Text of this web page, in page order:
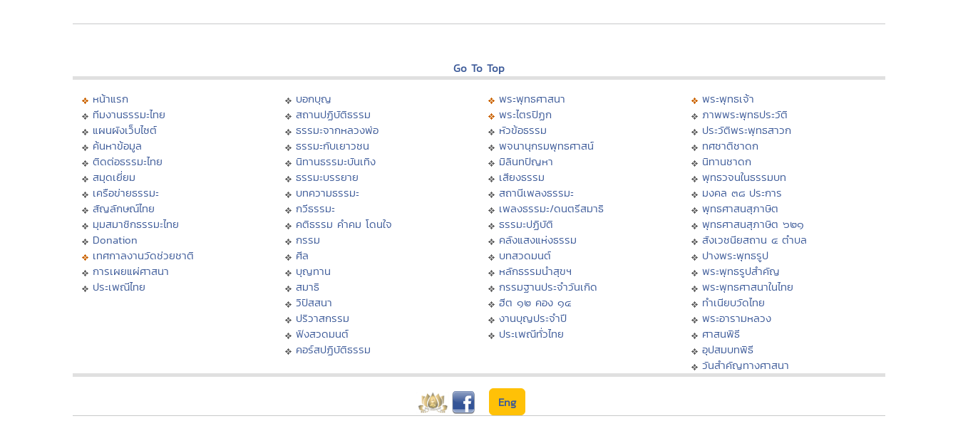
Go To Top
หน้าแรก
ทีมงานธรรมะไทย
แผนผังเว็บไซต์
ค้นหาข้อมูล
ติดต่อธรรมะไทย
สมุดเยี่ยม
เครือข่ายธรรมะ
สัญลักษณ์ไทย
มุมสมาชิกธรรมะไทย
Donation
เทศกาลงานวัดช่วยชาติ
การเผยแผ่ศาสนา
ประเพณีไทย
บอกบุญ
สถานปฏิบัติธรรม
ธรรมะจากหลวงพ่อ
ธรรมะกับเยาวชน
นิทานธรรมะบันเทิง
ธรรมะบรรยาย
บทความธรรมะ
กวีธรรมะ
คติธรรม คำคม โดนใจ
กรรม
ศีล
บุญทาน
สมาธิ
วิปัสสนา
ปริวาสกรรม
ฟังสวดมนต์
คอร์สปฏิบัติธรรม
พระพุทธศาสนา
พระไตรปิฏก
หัวข้อธรรม
พจนานุกรมพุทธศาสน์
มิลินทปัญหา
เสียงธรรม
สถานีเพลงธรรมะ
เพลงธรรมะ/ดนตรีสมาธิ
ธรรมะปฏิบัติ
คลังแสงแห่งธรรม
บทสวดมนต์
หลักธรรมนำสุขฯ
กรรมฐานประจำวันเกิด
ฮีต ๑๒ คอง ๑๔
งานบุญประจำปี
ประเพณีทั่วไทย
พระพุทธเจ้า
ภาพพระพุทธประวัติ
ประวัติพระพุทธสาวก
ทศชาติชาดก
นิทานชาดก
พุทธวจนในธรรมบท
มงคล ๓๘ ประการ
พุทธศาสนสุภาษิต
พุทธศาสนสุภาษิต ๖๒๑
สังเวชนียสถาน ๔ ตำบล
ปางพระพุทธรูป
พระพุทธรูปสำคัญ
พระพุทธศาสนาในไทย
ทำเนียบวัดไทย
พระอารามหลวง
ศาสนพิธี
อุปสมบทพิธี
วันสำคัญทางศาสนา
Eng